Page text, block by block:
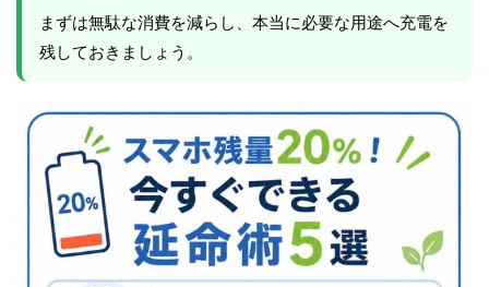
まずは無駄な消費を減らし、本当に必要な用途へ充電を
残しておきましょう。